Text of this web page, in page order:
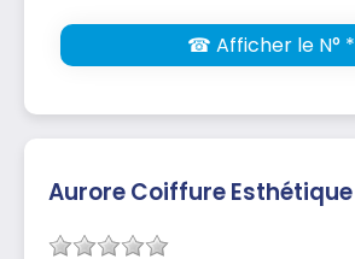
☎ Afficher le N° *
Aurore Coiffure Esthétique